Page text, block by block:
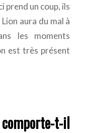
prend un coup, ils
aura du mal à
les moments
est très présent
t-il